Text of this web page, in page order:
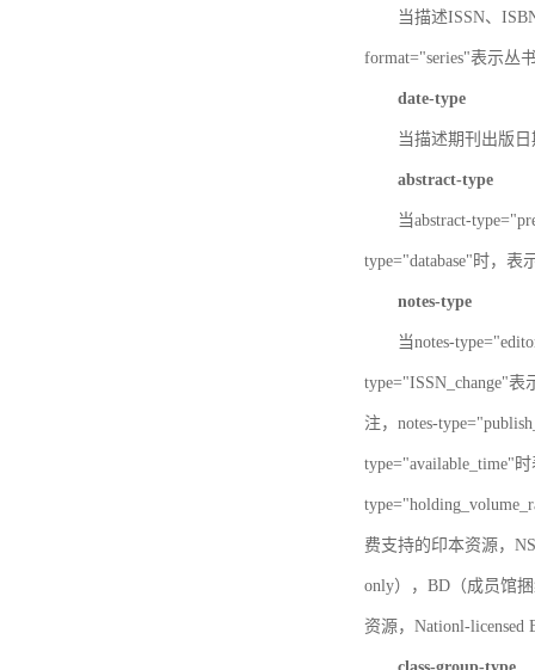
当描述ISSN、
format="series"表示丛
date-type
当描述期刊出版日
abstract-type
当abstract-
type="database"时，表
notes-type
当notes-
type="ISSN_change"
注，notes-
type="available_time"
费支持的印本资源，
only），BD（成员馆
资源，Nationl-licensed